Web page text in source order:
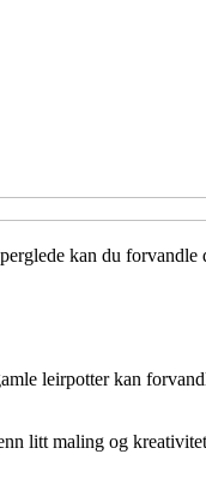
kan du
leirpotter kan
litt maling og